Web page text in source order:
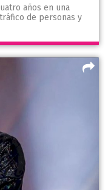
años en una
de personas y